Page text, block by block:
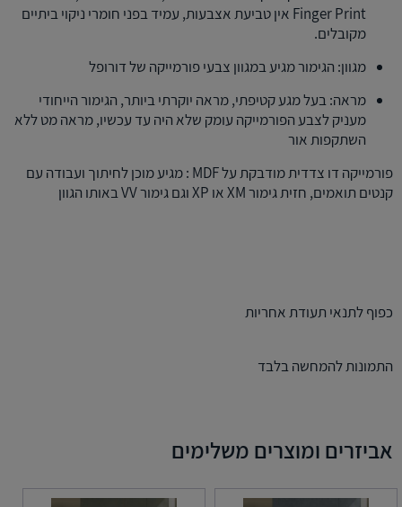
Finger Print אין טביעת אצבעות, עמיד בפני חומרי ניקוי ביתיים
מקובלים.
מגוון: הגימור מגיע במגוון צבעי פורמייקה של דורופל
מראה: בעל מגע קטיפתי, מראה יוקרתי ביותר, הגימור הייחודי
מעניק לצבע הפורמייקה עומק שלא היה עד עכשיו, מראה מט ללא
השתקפות אור
פורמייקה דו צדדית מודבקת על MDF : מגיע מוכן לחיתוך ועבודה עם
קנטים תואמים, חזית גימור XM או XP וגם גימור VV באותו הגוון
כפוף לתנאי תעודת אחריות
התמונות להמחשה בלבד
אביזרים ומוצרים משלימים